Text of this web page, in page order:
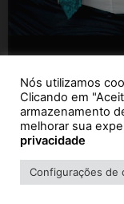
Nós utilizamos
Clicando em
armazenamento
melhorar sua
privacidade
Configurações de